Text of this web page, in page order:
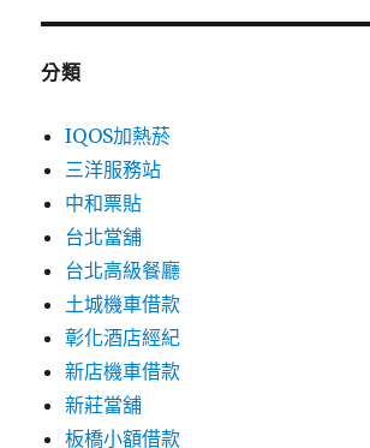
分類
IQOS加熱菸
三洋服務站
中和票貼
台北當舖
台北高級餐廳
土城機車借款
彰化酒店經紀
新店機車借款
新莊當舖
板橋小額借款